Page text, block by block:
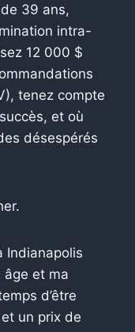
39 ans,
intra-
12 000 $
tenez compte
et où
désespérés
Indianapolis
âge et ma
d’être
un prix de